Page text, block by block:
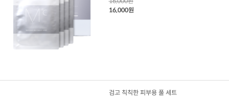
16,000원
검고 칙칙한 피부용 풀 세트